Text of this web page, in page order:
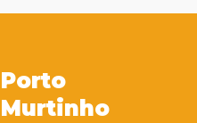
Porto
Murtinho